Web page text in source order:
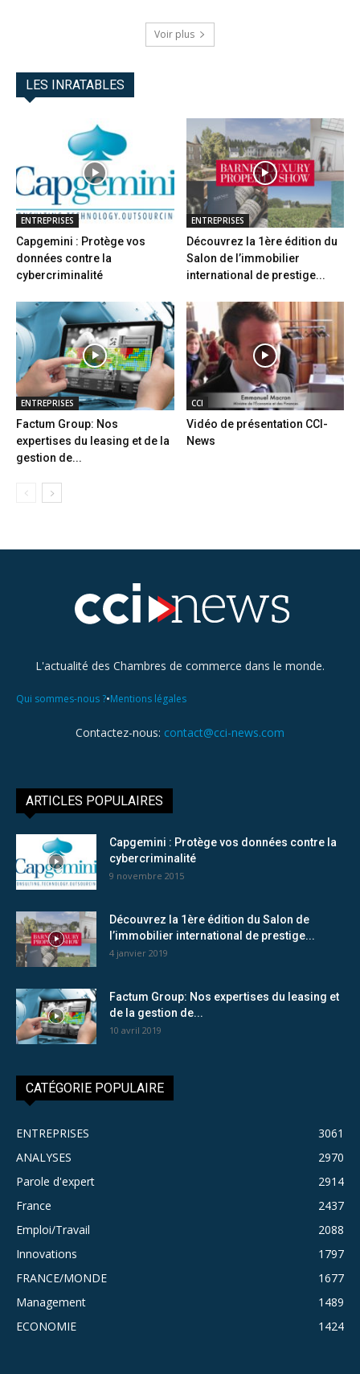
Voir plus
LES INRATABLES
ENTREPRISES
Capgemini : Protège vos
données contre la
cybercriminalité
ENTREPRISES
Découvrez la 1ère édition du
Salon de l’immobilier
international de prestige...
ENTREPRISES
Factum Group: Nos
expertises du leasing et de la
gestion de...
CCI
Vidéo de présentation CCI-
News
L'actualité des Chambres de commerce dans le monde.
Qui sommes-nous ?•Mentions légales
Contactez-nous: contact@cci-news.com
ARTICLES POPULAIRES
Capgemini : Protège vos données contre la
cybercriminalité
9 novembre 2015
Découvrez la 1ère édition du Salon de
l’immobilier international de prestige...
4 janvier 2019
Factum Group: Nos expertises du leasing et
de la gestion de...
10 avril 2019
CATÉGORIE POPULAIRE
ENTREPRISES
3061
ANALYSES
2970
Parole d'expert
2914
France
2437
Emploi/Travail
2088
Innovations
1797
FRANCE/MONDE
1677
Management
1489
ECONOMIE
1424